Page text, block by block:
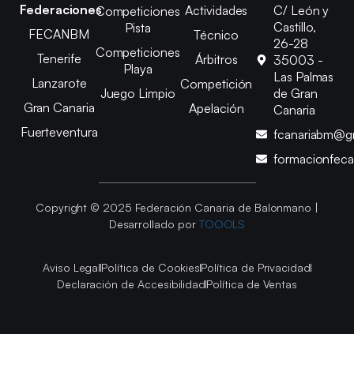
Federaciones
FECANBM
Tenerife
Lanzarote
Gran Canaria
Fuerteventura
Competiciones
Pista
Competiciones
Playa
Juego Limpio
Actividades
Técnico
Árbitros
Competición
Apelación
C/ León y
Castillo,
26-28
35003 -
Las Palmas
de Gran
Canaria
Copyright © 2025 Federación Canaria de Balonmano |
Desarrollado por TOOOLS
Aviso LegalPolítica de CookiesPolítica de Privacidad
Declaración de AccesibilidadPolítica de Ventas